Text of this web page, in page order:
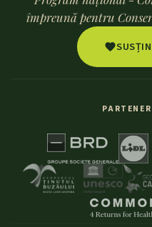
împreună pentru